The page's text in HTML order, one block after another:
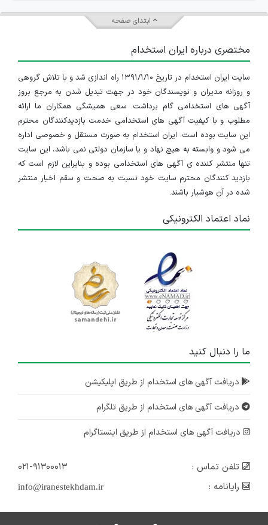
استخدام حسابدار
خراسان رضوی
۲ سال پیش منقضی شده
استخدام ادمین اینستاگرام
خراسان رضوی
۲ سال پیش منقضی شده
استخدام فروشنده
خراسان رضوی
خراسان رضوی
خراسان رضوی
۴ سال پیش
خراسان رضوی
ابتدای صفحه
مختصری درباره ایران استخدام
سایت ایران استخدام در تاریخ ۱۳۹۱/۱/۱۰ راه اندازی شد و با تلاش گروهی
و روزانه مدیران و نویسندگان خود در جهت تبدیل شدن به مرجع بروز
آگهی های استخدامی گام برداشت. سعی همیشگی همکاران ما ارائه
مطلوب و با کیفیت آگهی های استخدامی خدمت بازدیدکنندگان محترم
این سایت بوده است. ایران استخدام به صورت مستقل و خصوصی اداره
می شود و وابسته به هیچ نهاد و یا سازمان دولتی نمی باشد، این سایت
تنها منتشر کننده ی آگهی های استخدامی بوده و بنابراین لازم است که
بازدید کنندگان محترم سایت خود نسبت به صحت و سقم اخبار منتشر
شده در آن هوشیار باشند.
نماد اعتماد الکترونیکی
ما را دنبال کنید
دریافت آگهی های استخدام از طریق اپلیکیشن
دریافت آگهی های استخدام از طریق تلگرام
دریافت آگهی های استخدام از طریق اینستاگرام
تلفن تماس :
۰۲۱-۹۱۳۰۰۰۱۳
رایانامه :
info@iranestekhdam.ir